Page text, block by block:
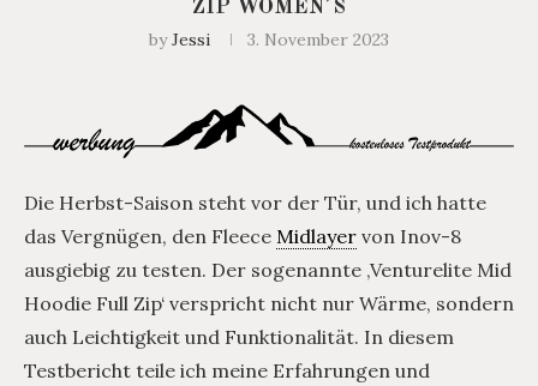
ZIP WOMEN´S
byJessi 3. November 2023
Die Herbst-Saison steht vor der Tür, und ich hatte
das Vergnügen, den Fleece Midlayer von Inov-8
ausgiebig zu testen. Der sogenannte ‚Venturelite Mid
Hoodie Full Zip‘ verspricht nicht nur Wärme, sondern
auch Leichtigkeit und Funktionalität. In diesem
Testbericht teile ich meine Erfahrungen und